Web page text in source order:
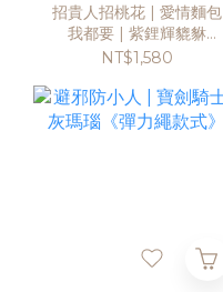
招貴人招桃花 | 愛情麵包
我都要 | 紫鋰輝貔貅
《彈力繩款式》
NT$1,580